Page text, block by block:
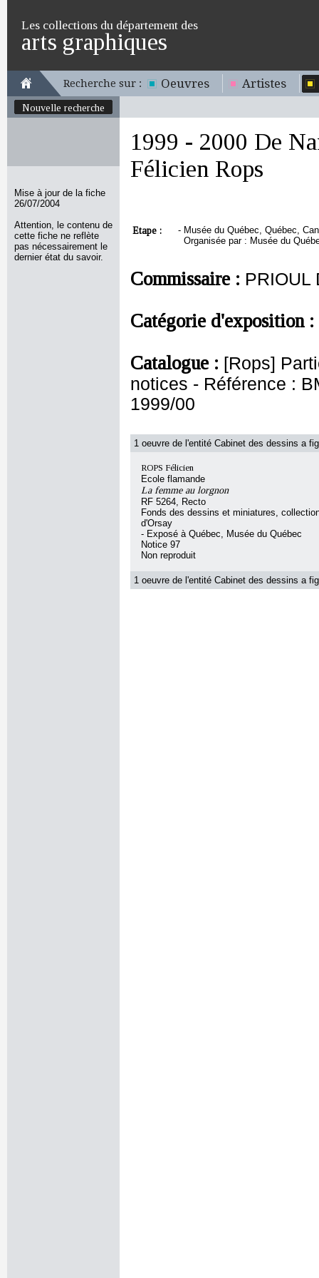
Les collections du département des
arts graphiques
Recherche sur : Oeuvres Artistes
Nouvelle recherche
Mise à jour de la fiche
26/07/2004
Attention, le contenu de
cette fiche ne reflète
pas nécessairement le
dernier état du savoir.
1999 - 2000 De
Félicien Rops
Etape : - Musée du Québec, Québec,
Organisée par : Musée du
Commissaire : PRIOUL
Catégorie d'exposition :
Catalogue : [Rops]
notices - Référence :
1999/00
1 oeuvre de l'entité Cabinet des dessins a
ROPS Félicien
Ecole flamande
La femme au lorgnon
RF 5264, Recto
Fonds des dessins et miniatures,
d'Orsay
- Exposé à Québec, Musée du Québec
Notice 97
Non reproduit
1 oeuvre de l'entité Cabinet des dessins a